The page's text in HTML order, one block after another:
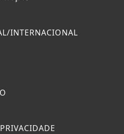
INTERNACIONAL